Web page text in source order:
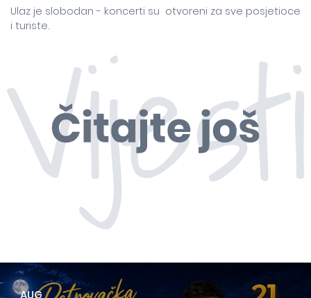
Ulaz je slobodan - koncerti su otvoreni za sve posjetioce
i turiste.
AUG